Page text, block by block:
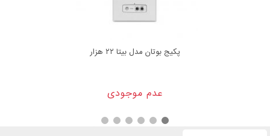
پکیج بوتان مدل بیتا ۲۲ هزار
عدم موجودی